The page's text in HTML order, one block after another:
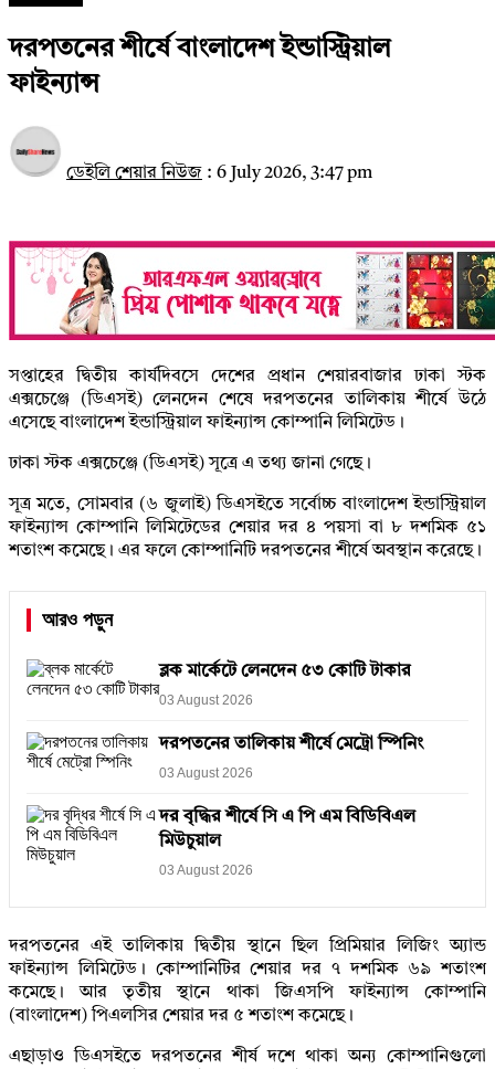
দরপতনের শীর্ষে বাংলাদেশ ইন্ডাস্ট্রিয়াল
ফাইন্যান্স
ডেইলি শেয়ার নিউজ : 6 July 2026, 3:47 pm
সপ্তাহের দ্বিতীয় কার্যদিবসে দেশের প্রধান শেয়ারবাজার ঢাকা স্টক
এক্সচেঞ্জে (ডিএসই) লেনদেন শেষে দরপতনের তালিকায় শীর্ষে উঠে
এসেছে বাংলাদেশ ইন্ডাস্ট্রিয়াল ফাইন্যান্স কোম্পানি লিমিটেড।
ঢাকা স্টক এক্সচেঞ্জে (ডিএসই) সূত্রে এ তথ্য জানা গেছে।
সূত্র মতে, সোমবার (৬ জুলাই) ডিএসইতে সর্বোচ্চ বাংলাদেশ ইন্ডাস্ট্রিয়াল
ফাইন্যান্স কোম্পানি লিমিটেডের শেয়ার দর ৪ পয়সা বা ৮ দশমিক ৫১
শতাংশ কমেছে। এর ফলে কোম্পানিটি দরপতনের শীর্ষে অবস্থান করেছে।
আরও পড়ুন
ব্লক মার্কেটে লেনদেন ৫৩ কোটি টাকার
03 August 2026
দরপতনের তালিকায় শীর্ষে মেট্রো স্পিনিং
03 August 2026
দর বৃদ্ধির শীর্ষে সি এ পি এম বিডিবিএল
মিউচুয়াল
03 August 2026
দরপতনের এই তালিকায় দ্বিতীয় স্থানে ছিল প্রিমিয়ার লিজিং অ্যান্ড
ফাইন্যান্স লিমিটেড। কোম্পানিটির শেয়ার দর ৭ দশমিক ৬৯ শতাংশ
কমেছে। আর তৃতীয় স্থানে থাকা জিএসপি ফাইন্যান্স কোম্পানি
(বাংলাদেশ) পিএলসির শেয়ার দর ৫ শতাংশ কমেছে।
এছাড়াও ডিএসইতে দরপতনের শীর্ষ দশে থাকা অন্য কোম্পানিগুলো